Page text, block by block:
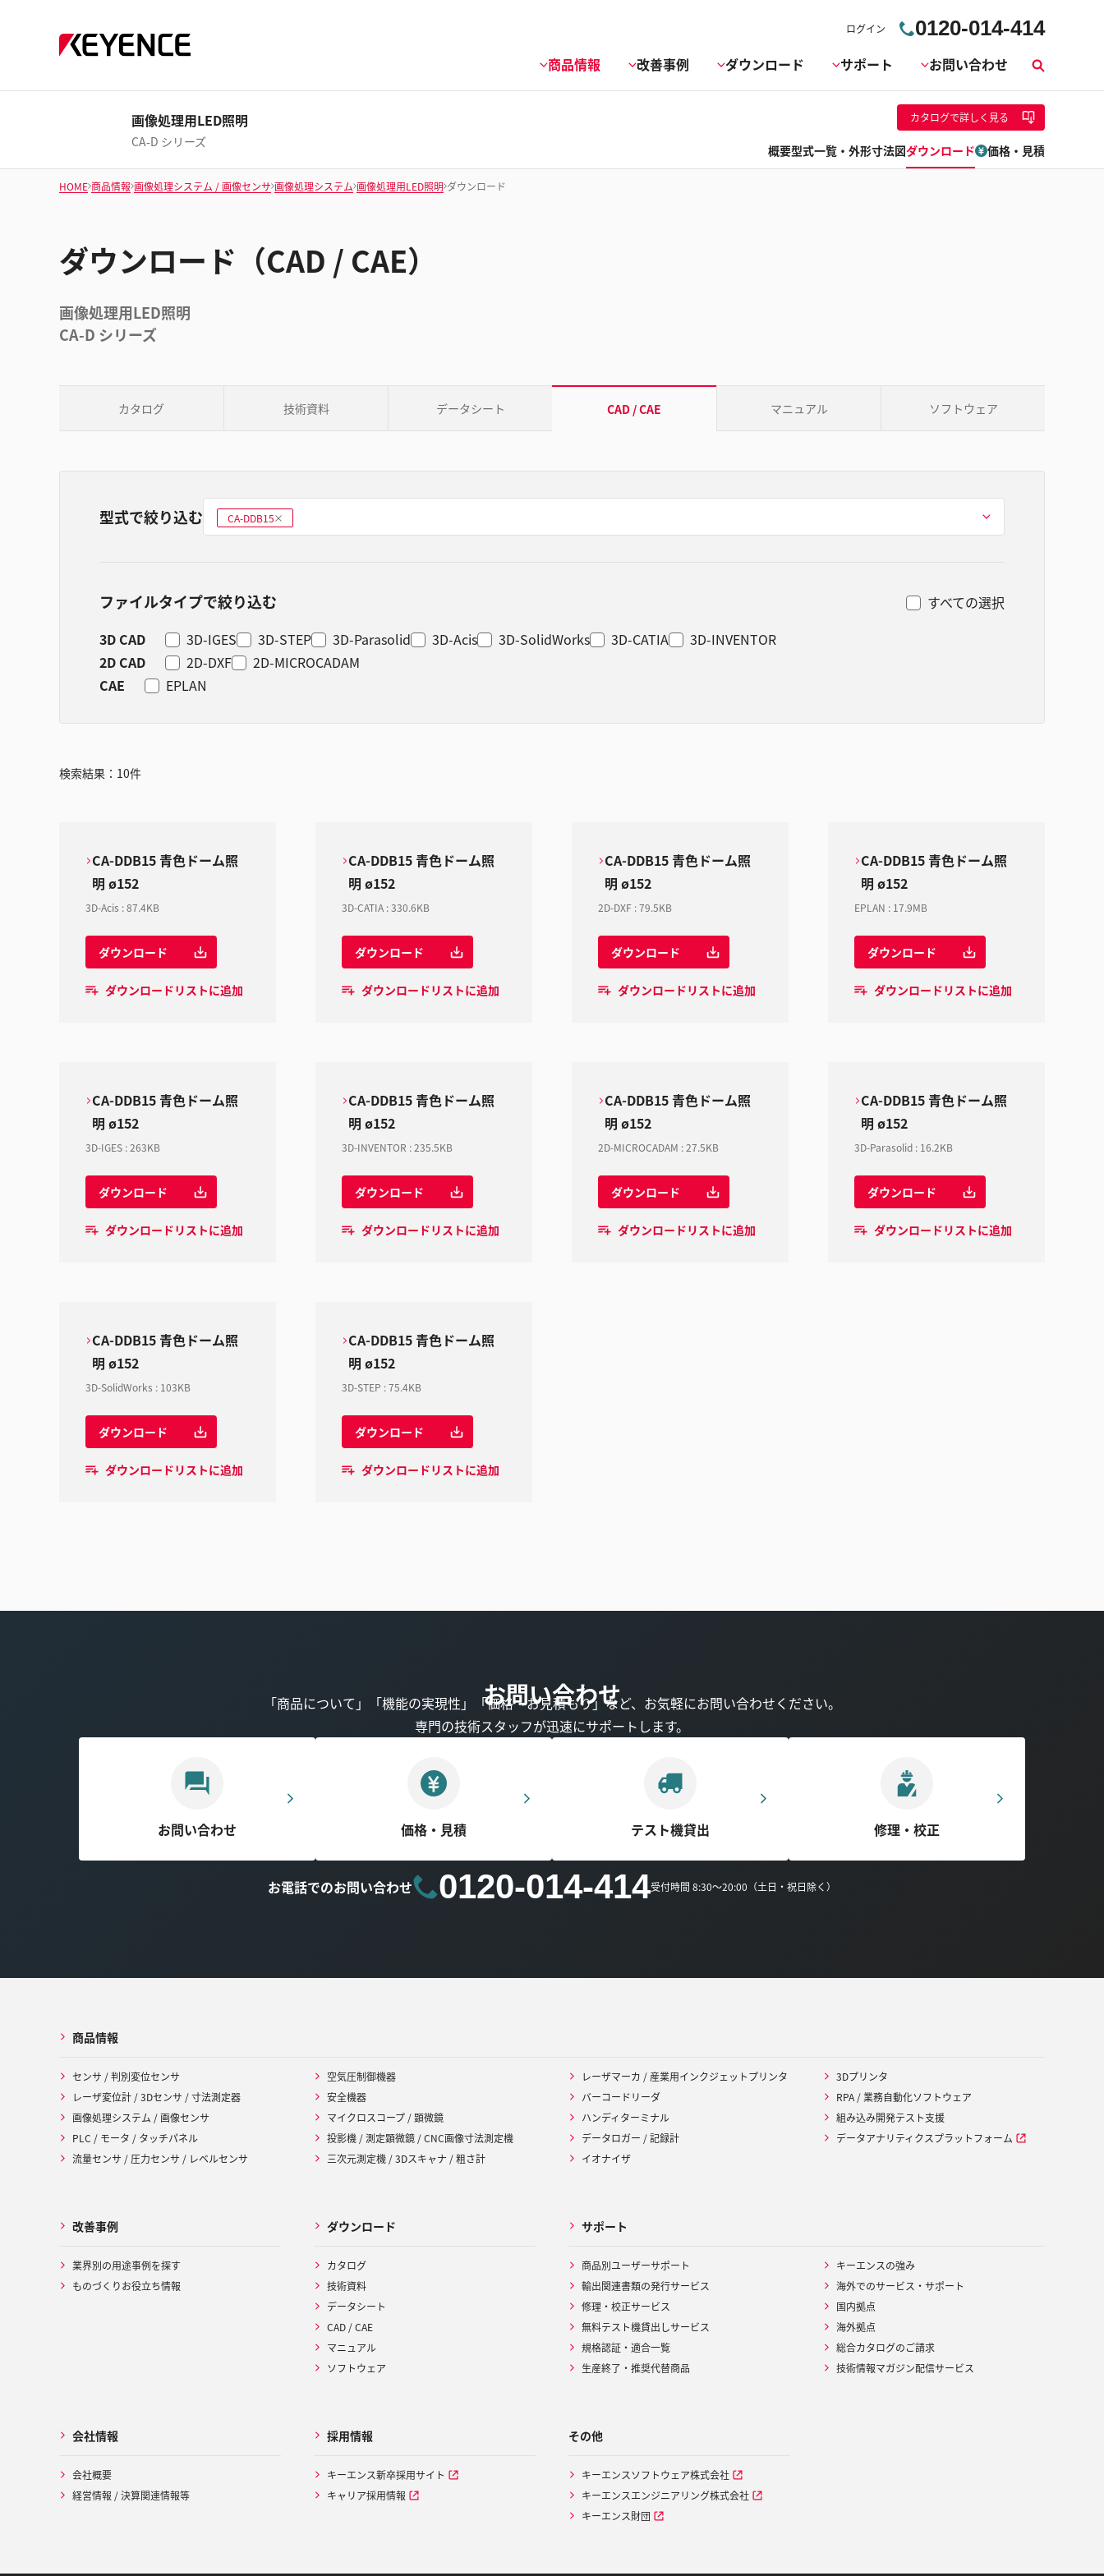
ログイン 0120-014-414
商品情報 改善事例 ダウンロード サポート お問い合わせ
索
画像処理用LED照明
CA-D シリーズ
カタログで詳しく見る
概要型式一覧・外形寸法図ダウンロード 価格・見積
HOME 商品情報 画像処理システム / 画像センサ 画像処理システム 画像処理用LED照明 ダウンロード
ダウンロード（CAD / CAE）
画像処理用LED照明
CA-D シリーズ
カタログ 技術資料 データシート CAD / CAE マニュアル ソフトウェア
型式で絞り込む 型式を選ぶ
CA-DDB15削
除
ファイルタイプで絞り込む
3D CAD 3D-IGES 3D-STEP 3D-Parasolid 3D-Acis 3D-SolidWorks 3D-CATIA
3D-INVENTOR
2D CAD
2D-DXF
2D-MICROCADAM
CAE
EPLAN
すべての選択
検索結果： 10件
CA-DDB15 青色ドーム照
明 ø152
3D-Acis :87.4KB
ダウンロード
ダウンロードリストに追加
CA-DDB15 青色ドーム照
明 ø152
3D-CATIA :330.6KB
ダウンロード
ダウンロードリストに追加
CA-DDB15 青色ドーム照
明 ø152
2D-DXF :79.5KB
ダウンロード
ダウンロードリストに追加
CA-DDB15 青色ドーム照
明 ø152
EPLAN : 17.9MB
ダウンロード
ダウンロードリストに追加
CA-DDB15 青色ドーム照
明 ø152
3D-IGES :263KB
ダウンロード
ダウンロードリストに追加
CA-DDB15 青色ドーム照
明 ø152
3D-INVENTOR :235.5KB
ダウンロード
ダウンロードリストに追加
CA-DDB15 青色ドーム照
明 ø152
2D-MICROCADAM :27.5KB
ダウンロード
ダウンロードリストに追加
CA-DDB15 青色ドーム照
明 ø152
3D-Parasolid : 16.2KB
ダウンロード
ダウンロードリストに追加
CA-DDB15 青色ドーム照
明 ø152
3D-SolidWorks : 103KB
ダウンロード
ダウンロードリストに追加
CA-DDB15 青色ドーム照
明 ø152
3D-STEP :75.4KB
ダウンロード
ダウンロードリストに追加
お問い合わせ
「商品について」「機能の実現性」「価格・お見積もり」など、お気軽にお問い合わせください。
専門の技術スタッフが迅速にサポートします。
お問い合わせ 価格・見積 テスト機貸出 修理・校正
お電話でのお問い合わせ 0120-014-414受付時間 8:30～20:00（土日・祝日除く）
商品情報
センサ / 判別変位センサ
レーザ変位計 / 3Dセンサ / 寸法測定器
画像処理システム / 画像センサ
PLC / モータ / タッチパネル
流量センサ / 圧力センサ / レベルセンサ
空気圧制御機器
安全機器
マイクロスコープ / 顕微鏡
投影機 / 測定顕微鏡 / CNC画像寸法測定機
三次元測定機 / 3Dスキャナ / 粗さ計
レーザマーカ / 産業用インクジェットプリンタ
バーコードリーダ
ハンディターミナル
データロガー / 記録計
イオナイザ
3Dプリンタ
RPA / 業務自動化ソフトウェア
組み込み開発テスト支援
データアナリティクスプラットフォーム
改善事例
業界別の用途事例を探す
ものづくりお役立ち情報
ダウンロード
カタログ
技術資料
データシート
CAD / CAE
マニュアル
ソフトウェア
サポート
商品別ユーザーサポート
輸出関連書類の発行サービス
修理・校正サービス
無料テスト機貸出しサービス
規格認証・適合一覧
生産終了・推奨代替商品
キーエンスの強み
海外でのサービス・サポート
国内拠点
海外拠点
総合カタログのご請求
技術情報マガジン配信サービス
会社情報
会社概要
経営情報 / 決算関連情報等
採用情報
キーエンス新卒採用サイト
キャリア採用情報
その他
キーエンスソフトウェア株式会社
キーエンスエンジニアリング株式会社
キーエンス財団